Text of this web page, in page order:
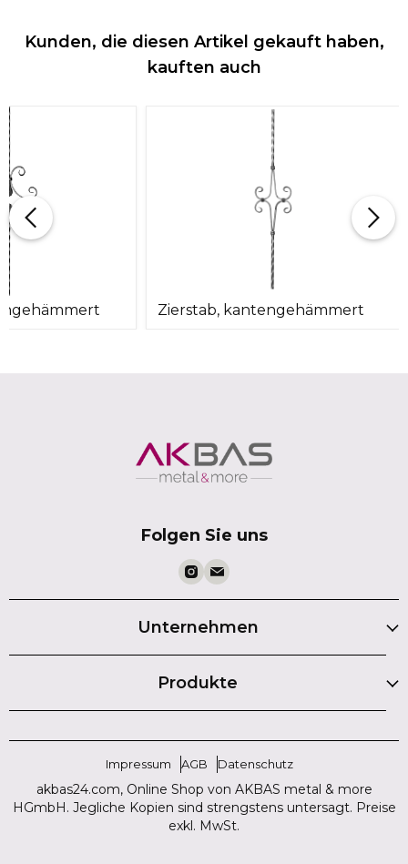
Kunden, die diesen Artikel gekauft haben,
kauften auch
Zierstab, kantengehämmert
Folgen Sie uns
Unternehmen
Produkte
Impressum AGB Datenschutz
akbas24.com, Online Shop von AKBAS metal & more
HGmbH. Jegliche Kopien sind strengstens untersagt. Preise
exkl. MwSt.